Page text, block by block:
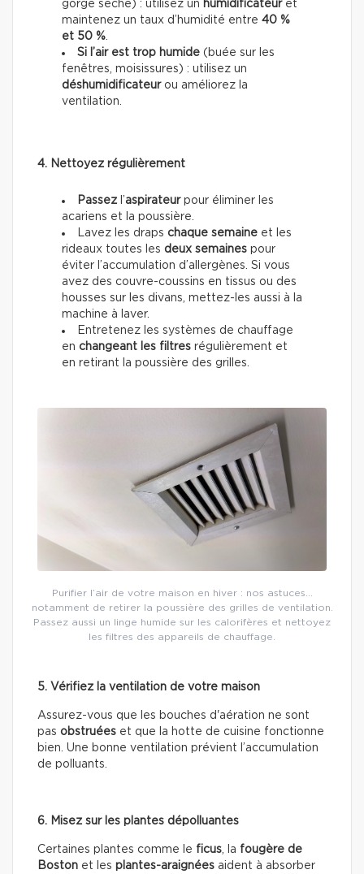
gorge sèche) : utilisez un humidificateuret
maintenez un taux d’humidité entre 40 %
et 50 %.
Si l’air est trop humide (buée sur les
fenêtres, moisissures) : utilisez un
déshumidificateurou améliorez la
ventilation.
4. Nettoyez régulièrement
Passez l’aspirateur pour éliminer les
acariens et la poussière.
Lavez les draps chaque semaine et les
rideaux toutes les deux semaines pour
éviter l’accumulation d’allergènes. Si vous
avez des couvre-coussins en tissus ou des
housses sur les divans, mettez-les aussi à la
machine à laver.
Entretenez les systèmes de chauffage
en changeant les filtres régulièrement et
en retirant la poussière des grilles.
Purifier l’air de votre maison en hiver : nos astuces…
notamment de retirer la poussière des grilles de ventilation.
Passez aussi un linge humide sur les calorifères et nettoyez
les filtres des appareils de chauffage.
5. Vérifiez la ventilation de votre maison
Assurez-vous que les bouches d'aération ne sont
pas obstruées et que la hotte de cuisine fonctionne
bien. Une bonne ventilation prévient l’accumulation
de polluants.
6. Misez sur les plantes dépolluantes
Certaines plantes comme le ficus , la fougère de
Boston et les plantes-araignées aident à absorber